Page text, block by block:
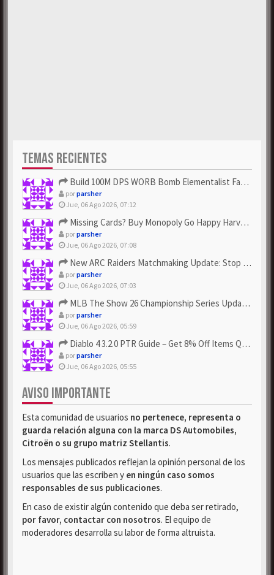
TEMAS RECIENTES
Build 100M DPS WORB Bomb Elementalist Fast - Grab POE Curren...
porparsher
Jue, 06 Ago 2026, 07:12
Missing Cards? Buy Monopoly Go Happy Harvest with Looney Tun...
porparsher
Jue, 06 Ago 2026, 07:08
New ARC Raiders Matchmaking Update: Stop Failed - Grab Bluep...
porparsher
Jue, 06 Ago 2026, 07:03
MLB The Show 26 Championship Series Update! Get Cheap & ...
porparsher
Jue, 06 Ago 2026, 05:59
Diablo 4 3.2.0 PTR Guide – Get 8% Off Items Quickly to Test ...
porparsher
Jue, 06 Ago 2026, 05:55
AVISO IMPORTANTE
Esta comunidad de usuarios no pertenece, representa o
guarda relación alguna con la marca DS Automobiles,
Citroën o su grupo matriz Stellantis.
Los mensajes publicados reflejan la opinión personal de los
usuarios que las escriben y en ningún caso somos
responsables de sus publicaciones.
En caso de existir algún contenido que deba ser retirado,
por favor, contactar con nosotros. El equipo de
moderadores desarrolla su labor de forma altruista.